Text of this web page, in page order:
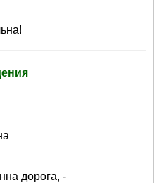
дорога, -